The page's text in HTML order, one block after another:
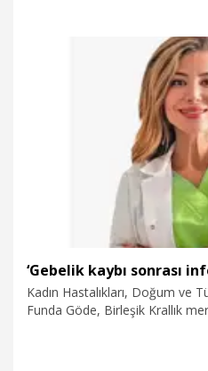
ediyoruz; Terörsüz Türkiye
anlamına gelmez. Kamu
oluşturacak hiçbir duruma ve
Kadın Hastalıkları, Doğum ve
Funda Göde, Birleşik Krallık